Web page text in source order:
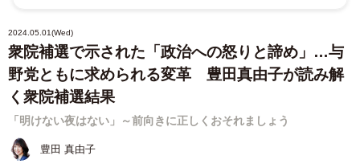
2024.05.01(Wed)
衆院補選で示された「政治への怒りと諦め」…与
野党ともに求められる変革 豊田真由子が読み解
く衆院補選結果
「明けない夜はない」～前向きに正しくおそれましょう
豊田 真由子